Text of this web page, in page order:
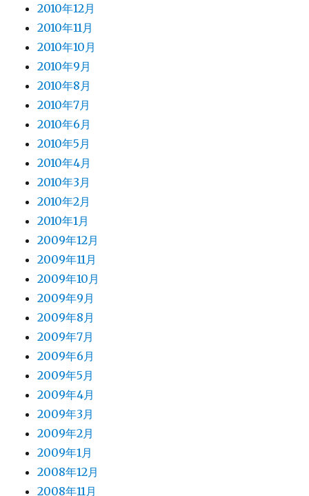
2010年12月
2010年11月
2010年10月
2010年9月
2010年8月
2010年7月
2010年6月
2010年5月
2010年4月
2010年3月
2010年2月
2010年1月
2009年12月
2009年11月
2009年10月
2009年9月
2009年8月
2009年7月
2009年6月
2009年5月
2009年4月
2009年3月
2009年2月
2009年1月
2008年12月
2008年11月